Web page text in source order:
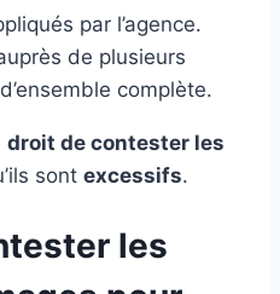
par l’agence.
de plusieurs
complète.
droit de contester les
sont excessifs.
les